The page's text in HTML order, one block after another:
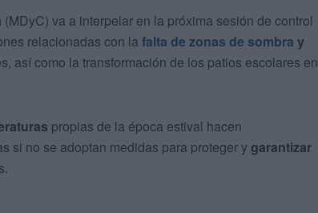
(MDyC) va a interpelar en la próxima sesión de control
relacionadas con la falta de zonas de sombra y
así como la transformación de los patios escolares en
propias de la época estival hacen
si no se adoptan medidas para proteger y garantizar